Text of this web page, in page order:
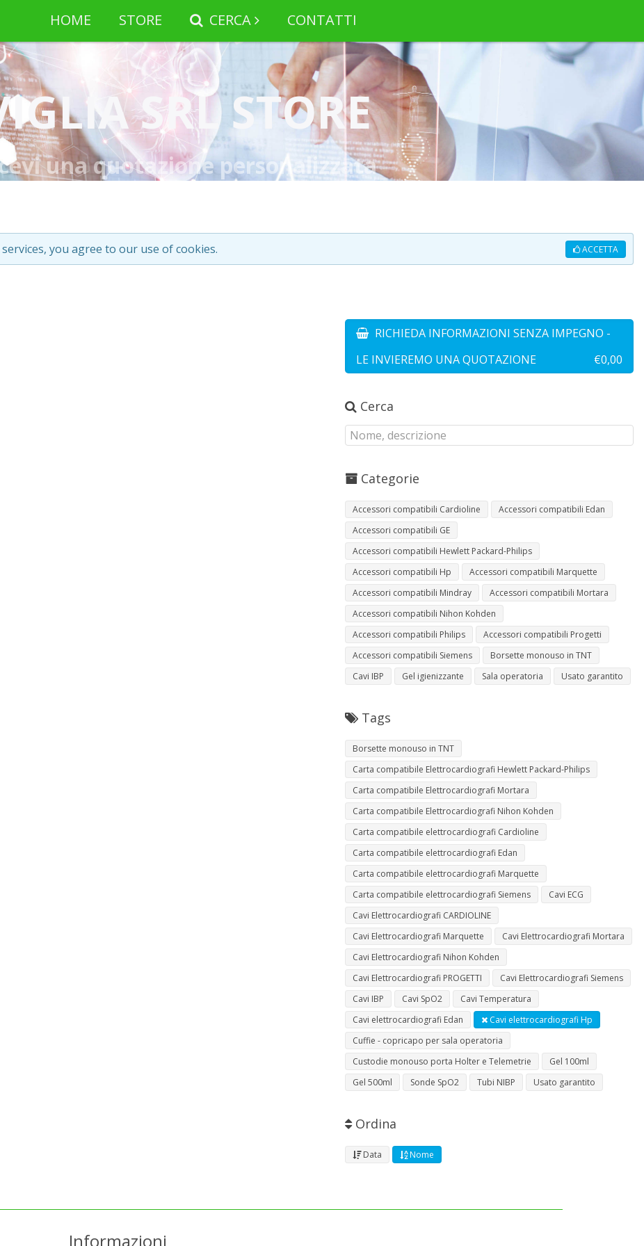
HOME STORE CERCA CONTATTI
SRL STORE
una quotazione personalizzata
ACCETTA
you agree to our use of cookies.
RICHIEDA INFORMAZIONI SENZA IMPEGNO -
LE INVIEREMO UNA QUOTAZIONE
€0,00
Cerca
Categorie
Accessori compatibili Cardioline
Accessori compatibili Edan
Accessori compatibili GE
Accessori compatibili Hewlett Packard-Philips
Accessori compatibili Hp
Accessori compatibili Marquette
Accessori compatibili Mindray
Accessori compatibili Mortara
Accessori compatibili Nihon Kohden
Accessori compatibili Philips
Accessori compatibili Progetti
Accessori compatibili Siemens
Borsette monouso in TNT
Cavi IBP
Gel igienizzante Sala operatoria Usato garantito
Tags
Borsette monouso in TNT
Carta compatibile Elettrocardiografi Hewlett Packard-Philips
Carta compatibile Elettrocardiografi Mortara
Carta compatibile Elettrocardiografi Nihon Kohden
Carta compatibile elettrocardiografi Cardioline
Carta compatibile elettrocardiografi Edan
Carta compatibile elettrocardiografi Marquette
Carta compatibile elettrocardiografi Siemens
Cavi ECG
Cavi Elettrocardiografi CARDIOLINE
Cavi Elettrocardiografi Marquette
Cavi Elettrocardiografi Mortara
Cavi Elettrocardiografi Nihon Kohden
Cavi Elettrocardiografi PROGETTI
Cavi Elettrocardiografi Siemens
Cavi IBP
Cavi SpO2
Cavi Temperatura
Cavi elettrocardiografi Edan
Cavi elettrocardiografi Hp
Cuffie - copricapo per sala operatoria
Custodie monouso porta Holter e Telemetrie
Gel 100ml
Gel 500ml
Sonde SpO2 Tubi NIBP Usato garantito
Ordina
Data Nome
Informazioni